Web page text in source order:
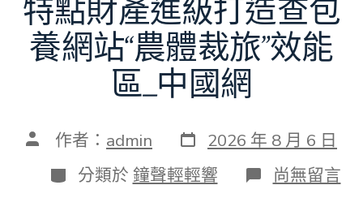
換
開
關
特點財產進級打造查包
養網站“農體裁旅”效能
區_中國網
文 作者： admin 發
表
日
期
2026 年 8 月 6 日
分
類
分類於 鐘聲輕輕響 在
〈特
尚無留言